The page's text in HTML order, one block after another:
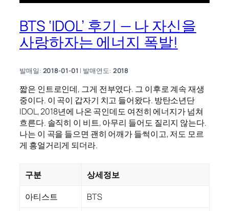
BTS ‘IDOL’ 후기 — 나 자신을
사랑하자는 에너지 폭발!
발매일: 2018-01-01 | 발매연도: 2018
짧은 인트로인데, 그게 전부였다. 그 이후로 계속 재생
중이다. 이 곡이 갑자기 치고 들어왔다. 방탄소년단
IDOL, 2018년에 나온 곡인데도 여전히 에너지가 넘쳐
흐른다. 솔직히 이 비트, 아무리 들어도 질리지 않는다.
나는 이 곡을 들으면 괜히 어깨가 들썩이고, 저도 모르
게 흥얼거리게 되더라.
구분
상세정보
아티스트
BTS